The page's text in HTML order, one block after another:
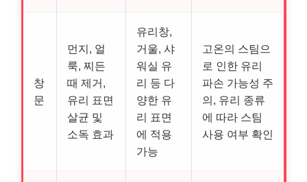
창
문
먼지, 얼
룩, 찌든
때 제거,
유리 표면
살균 및
소독 효과
유리창,
거울, 샤
워실 유
리 등 다
양한 유
리 표면
에 적용
가능
고온의 스팀으
로 인한 유리
파손 가능성 주
의, 유리 종류
에 따라 스팀
사용 여부 확인